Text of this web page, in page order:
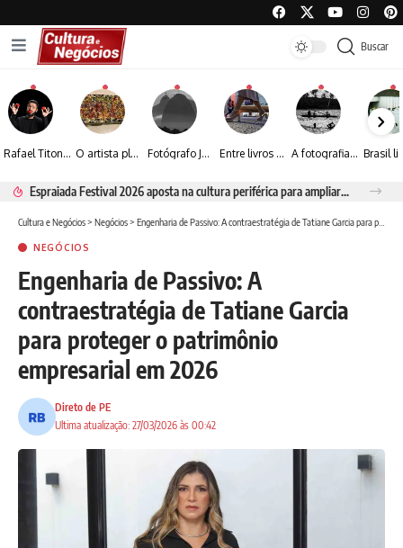
Buscar
Rafael Titonelly leva magia e acolhimento a crianças em tratamento oncológico em Juiz de Fora O artista plástico Jorge Luiz transforma sustentabilidade e criatividade em arte contemporânea Fotógrafo José Roberto apresenta um olhar sensível sobre arquitetura, formas e luz na fotografia Entre livros e fotografia autoral, Sebastião Reis consolida uma trajetória marcada pelo olhar artístico A fotografia contemporânea de Cynthia Feyh Jappur entre luz, movimento e arte
Espraiada Festival 2026 aposta na cultura periférica para ampliar oportunidades na zona sul
Cultura e Negócios> Negócios> Engenharia de Passivo: A contraestratégia de Tatiane Garcia para proteger o patrimônio empresarial em 2026
NEGÓCIOS
Engenharia de Passivo: A
contraestratégia de Tatiane Garcia
para proteger o patrimônio
empresarial em 2026
Ultima atualização: 27/03/2026 às 00:42
Direto de PE